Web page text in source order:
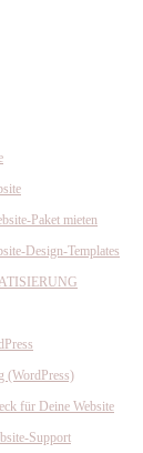
Paket mieten
Design-Templates
(WordPress)
für Deine Website
Support